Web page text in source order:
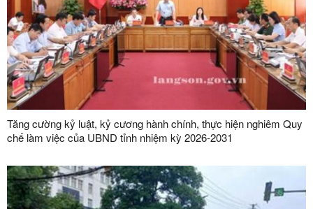
Tăng cường kỷ luật, kỷ cương hành chính, thực hiện nghiêm Quy
chế làm việc của UBND tỉnh nhiệm kỳ 2026-2031